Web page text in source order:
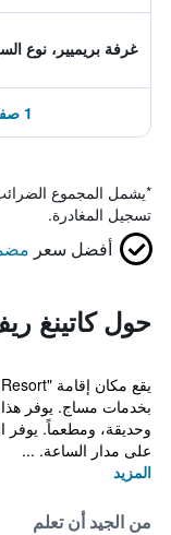
غرفة بريميير، نوع
1 صفقة إضافية ابتداءً من 241 ﷼
*يشمل المجموع
تسجيل المغادرة.
أفضل سعر
حول كاتينغ
بخدمات مساج. يوفر
وحديقة، ومطعماً. يوفر
على مدار الساعة. ...
المزيد
من الجيد أن تعلم